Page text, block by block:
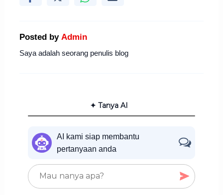
Posted by Admin
Saya adalah seorang penulis blog
✦ Tanya AI
AI kami siap membantu
pertanyaan anda